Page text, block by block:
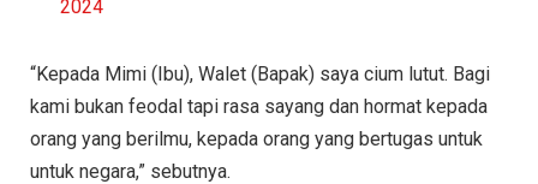
2024
“Kepada Mimi (Ibu), Walet (Bapak) saya cium lutut. Bagi
kami bukan feodal tapi rasa sayang dan hormat kepada
orang yang berilmu, kepada orang yang bertugas untuk
untuk negara,” sebutnya.